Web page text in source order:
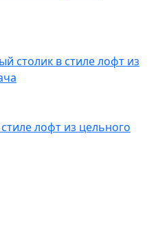
лофт из цельного